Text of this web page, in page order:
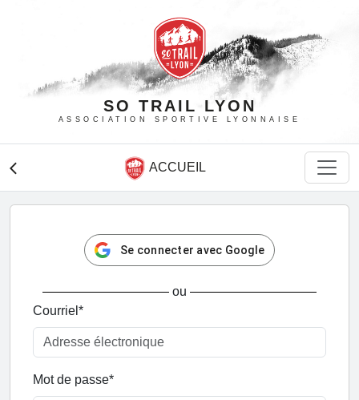
SO TRAIL LYON
ASSOCIATION SPORTIVE LYONNAISE
arrow_back_ios ACCUEIL
Se connecter avec Google
ou
Courriel *
Mot de passe*